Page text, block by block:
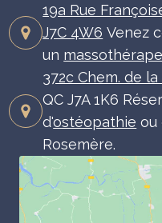
19a Rue
J7C 4W6 Venez
un
372c Chem. de
QC J7A 1K6
d'ostéopathie ou
Rosemère.